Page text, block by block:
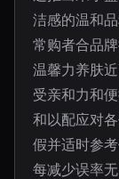
洁感的温和
常购者合品
温馨力养肤
受亲和力和
和以配应对
假并适时参
每减少误率